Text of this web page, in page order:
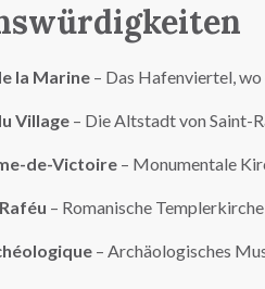
la Marine – Das Hafenviertel,
Village – Die Altstadt von Saint-
de-Victoire – Monumentale
– Romanische
– Archäologisches